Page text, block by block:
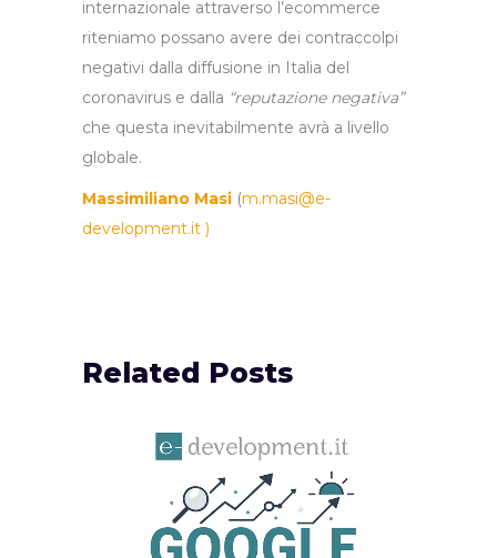
internazionale attraverso l’ecommerce
riteniamo possano avere dei contraccolpi
negativi dalla diffusione in Italia del
coronavirus e dalla “reputazione negativa”
che questa inevitabilmente avrà a livello
globale.
Massimiliano Masi (m.masi@e-
development.it )
Related Posts